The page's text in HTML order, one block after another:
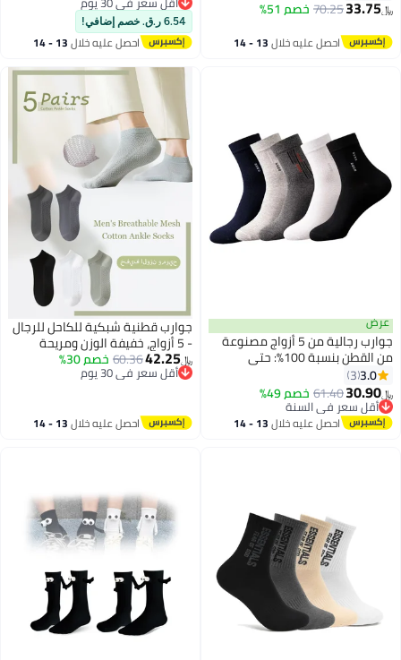
2
ناعمة وقابلة للتنفس باللون الأسود
﷼‏33.75
70.25خصم 51%
احصل عليه خلال 13 - 14
أقل سعر في 30 يوم
6.54 ر.ق. خصم إضافي!
احصل عليه خلال 13 - 14
عرض
جوارب رجالية من 5 أزواج مصنوعة
من القطن بنسبة 100%: حتى
منتصف الساق، رسمية، تمتص
الرطوبة، مناسبة لجميع المواسم
في مجموعة متنوعة من الألوان
لملابس العمل غير الرسمية
3.0
3
﷼‏30.90
61.40خصم 49%
أقل سعر في السنة
أقل سعر في السنة
احصل عليه خلال 13 - 14
جوارب قطنية شبكية للكاحل للرجال
- 5 أزواج، خفيفة الوزن ومريحة
لفصلي الربيع والصيف والخريف
﷼‏42.25
60.36خصم 30%
أقل سعر في 30 يوم
أقل سعر في 30 يوم
احصل عليه خلال 13 - 14